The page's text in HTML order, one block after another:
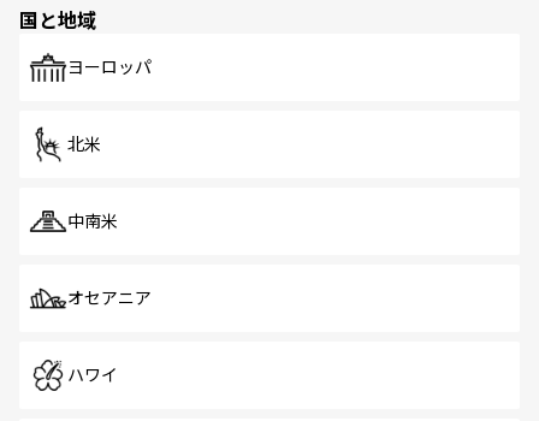
で、ホーカーズは地元の風情を楽しめる外せないスポット
国と地域
ヨーロッパ
北米
中南米
オセアニア
ハワイ